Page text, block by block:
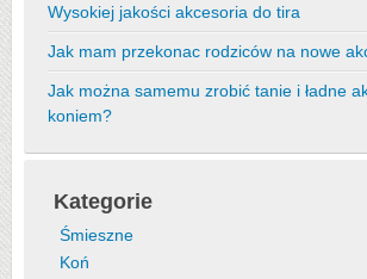
Wysokiej jakości akcesoria do tira
Jak mam przekonac rodziców na nowe
Jak można samemu zrobić tanie i ładne
koniem?
Kategorie
Śmieszne
Koń